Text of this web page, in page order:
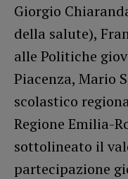
Giorgio
della salute),
alle Politiche
Piacenza, Mario
scolastico
Regione Emilia-
sottolineato il
partecipazione